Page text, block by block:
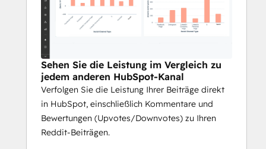
Sehen Sie die Leistung im Vergleich zu
jedem anderen HubSpot-Kanal
Verfolgen Sie die Leistung Ihrer Beiträge direkt
in HubSpot, einschließlich Kommentare und
Bewertungen (Upvotes/Downvotes) zu Ihren
Reddit-Beiträgen.